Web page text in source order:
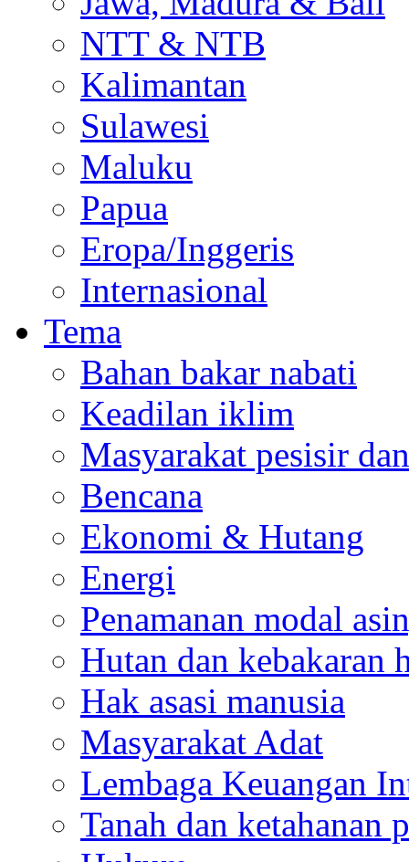
NTT & NTB
Kalimantan
Sulawesi
Maluku
Papua
Eropa/Inggeris
Internasional
Tema
Bahan bakar nabati
Keadilan iklim
Masyarakat pesisir
Bencana
Ekonomi & Hutang
Energi
Penamanan modal
Hutan dan kebakaran
Hak asasi manusia
Masyarakat Adat
Lembaga Keuangan
Tanah dan ketahanan